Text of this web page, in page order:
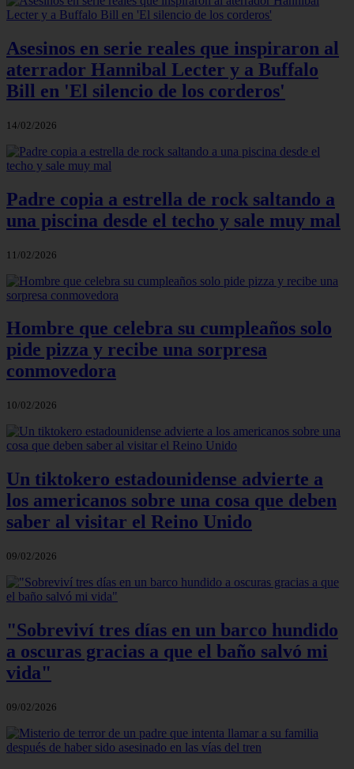
Asesinos en serie reales que inspiraron al
aterrador Hannibal Lecter y a Buffalo
Bill en 'El silencio de los corderos'
14/02/2026
Padre copia a estrella de rock saltando a
una piscina desde el techo y sale muy mal
11/02/2026
Hombre que celebra su cumpleaños solo
pide pizza y recibe una sorpresa
conmovedora
10/02/2026
Un tiktokero estadounidense advierte a
los americanos sobre una cosa que deben
saber al visitar el Reino Unido
09/02/2026
"Sobreviví tres días en un barco hundido
a oscuras gracias a que el baño salvó mi
vida"
09/02/2026